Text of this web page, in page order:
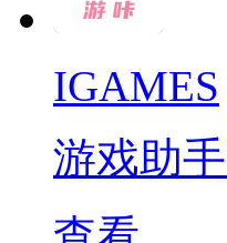
IGAMES
游戏助手